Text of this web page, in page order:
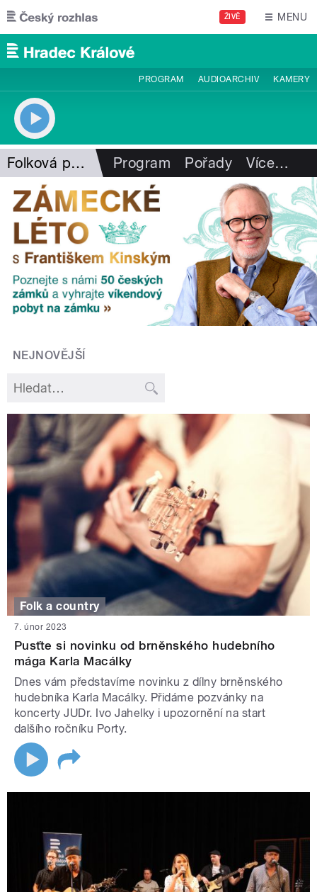
Přejít k hlavnímu obsahu
ŽIVĚ MENU
PROGRAM AUDIOARCHIV KAMERY
Folková pohlazení Program Pořady Více…
NEJNOVĚJŠÍ
Folk a country
7. únor 2023
Pusťte si novinku od brněnského hudebního
mága Karla Macálky
Dnes vám představíme novinku z dílny brněnského
hudebníka Karla Macálky. Přidáme pozvánky na
koncerty JUDr. Ivo Jahelky i upozornění na start
dalšího ročníku Porty.